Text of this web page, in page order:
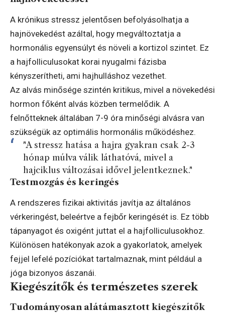
A krónikus stressz jelentősen befolyásolhatja a
hajnövekedést azáltal, hogy megváltoztatja a
hormonális egyensúlyt és növeli a kortizol szintet. Ez
a hajfolliculusokat korai nyugalmi fázisba
kényszerítheti, ami hajhulláshoz vezethet.
Az alvás minősége szintén kritikus, mivel a növekedési
hormon főként alvás közben termelődik. A
felnőtteknek általában 7-9 óra minőségi alvásra van
szükségük az optimális hormonális működéshez.
"A stressz hatása a hajra gyakran csak 2-3
hónap múlva válik láthatóvá, mivel a
hajciklus változásai idővel jelentkeznek."
Testmozgás és keringés
A rendszeres fizikai aktivitás javítja az általános
vérkeringést, beleértve a fejbőr keringését is. Ez több
tápanyagot és oxigént juttat el a hajfolliculusokhoz.
Különösen hatékonyak azok a gyakorlatok, amelyek
fejjel lefelé pozíciókat tartalmaznak, mint például a
jóga bizonyos ászanái.
Kiegészítők és természetes szerek
Tudományosan alátámasztott kiegészítők